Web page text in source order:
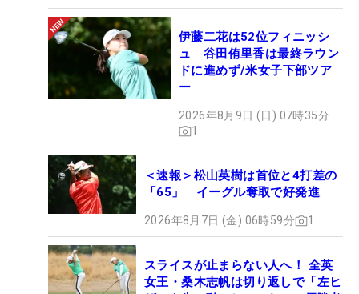
伊藤二花は52位フィニッシ
ュ 谷田侑里香は最終ラウン
ドに進めず/米女子下部ツア
ー
2026年8月9日 (日) 07時35分
1
＜速報＞松山英樹は首位と4打差の
「65」 イーグル奪取で好発進
2026年8月7日 (金) 06時59分 1
スライスが止まらない人へ！ 全英
女王・桑木志帆は切り返しで「左ヒ